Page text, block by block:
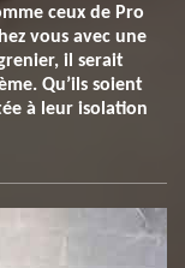
ceux de Pro
vous avec une
il serait
Qu’ils soient
à leur isolation